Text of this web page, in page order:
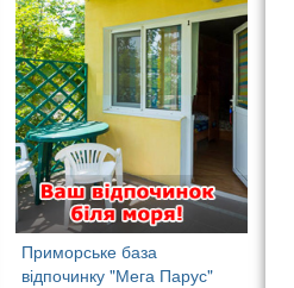
Приморське база
відпочинку "Мега Парус"